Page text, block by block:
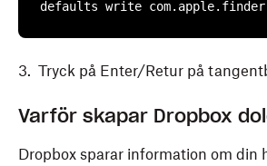
defaults write com.apple.finder
3. Tryck på Enter/Retur på
Varför skapar Dropbox
Dropbox sparar information om din